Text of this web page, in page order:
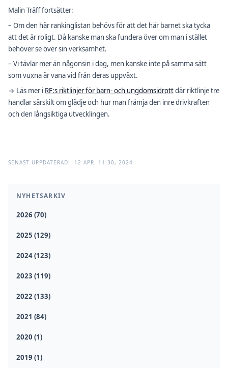
NYHETSARKIV
2026 (70)
2025 (129)
2024 (123)
2023 (119)
2022 (133)
2021 (84)
2020 (1)
2019 (1)
Malin Träff fortsätter:
– Om den här rankinglistan behövs för att det här barnet ska tycka
att det är roligt. Då kanske man ska fundera över om man i stället
behöver se över sin verksamhet.
– Vi tävlar mer än någonsin i dag, men kanske inte på samma sätt
som vuxna är vana vid från deras uppväxt.
→ Läs mer i RF:s riktlinjer för barn- och ungdomsidrottdär riktlinje tre
handlar särskilt om glädje och hur man främja den inre drivkraften
och den långsiktiga utvecklingen.
SENAST UPPDATERAD: 12 APR. 11:30, 2024